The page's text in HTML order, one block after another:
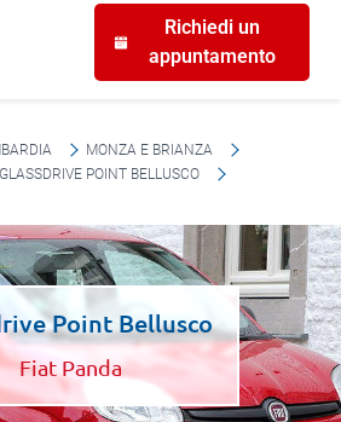
Richiedi un
appuntamento
MONZA E BRIANZA
GLASSDRIVE POINT BELLUSCO
Point Bellusco
Fiat Panda